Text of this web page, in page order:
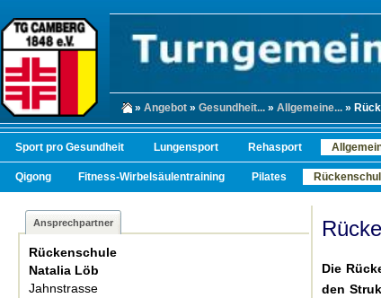
» Angebot » Gesundheit... » Allgemeine... »
Sport pro Gesundheit Lungensport Rehasport
Qigong Fitness-Wirbelsäulentraining Pilates
Ansprechpartner
Rückenschule
Natalia Löb
Jahnstrasse
Die
den